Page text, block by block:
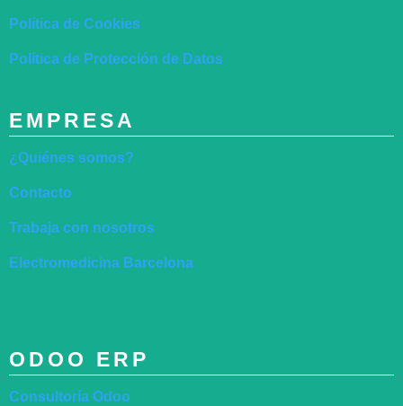
Política de Cookies
Política de Protección de Datos
EMPRESA
¿Quiénes somos?
Contacto
Trabaja con nosotros
Electromedicina Barcelona
ODOO ERP
Consultoría Odoo